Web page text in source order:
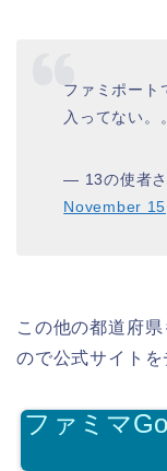
ファミポート
入ってない。
— 13の使者
November
この他の都道府
ので公式サイトを
ファミマ